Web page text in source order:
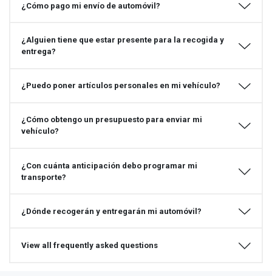
¿Cómo pago mi envío de automóvil?
¿Alguien tiene que estar presente para la recogida y
entrega?
¿Puedo poner artículos personales en mi vehículo?
¿Cómo obtengo un presupuesto para enviar mi
vehículo?
¿Con cuánta anticipación debo programar mi
transporte?
¿Dónde recogerán y entregarán mi automóvil?
View all frequently asked questions